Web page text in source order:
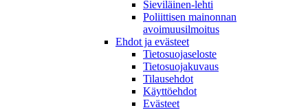
Sieviläinen-lehti
Poliittisen mainonnan
avoimuusilmoitus
Ehdot ja evästeet
Tietosuojaseloste
Tietosuojakuvaus
Tilausehdot
Käyttöehdot
Evästeet